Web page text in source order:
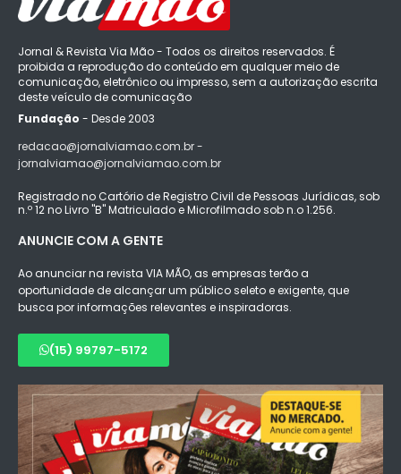
Jornal & Revista Via Mão - Todos os direitos reservados. É
proibida a reprodução do conteúdo em qualquer meio de
comunicação, eletrônico ou impresso, sem a autorização escrita
deste veículo de comunicação
Fundação - Desde 2003
redacao@jornalviamao.com.br -
jornalviamao@jornalviamao.com.br
Registrado no Cartório de Registro Civil de Pessoas Jurídicas, sob
n.º 12 no Livro "B" Matriculado e Microfilmado sob n.o 1.256.
ANUNCIE COM A GENTE
Ao anunciar na revista VIA MÃO, as empresas terão a
oportunidade de alcançar um público seleto e exigente, que
busca por informações relevantes e inspiradoras.
(15) 99797-5172